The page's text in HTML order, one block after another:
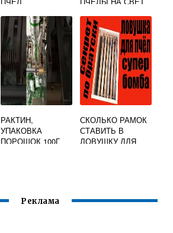
РАКТИН,
УПАКОВКА
ПОРОШОК 100Г
СКОЛЬКО РАМОК
СТАВИТЬ В
ЛОВУШКУ ДЛЯ
Реклама